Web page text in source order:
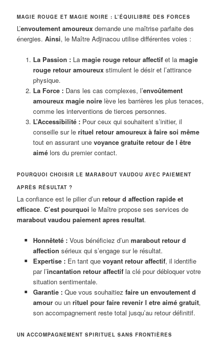
MAGIE ROUGE ET MAGIE NOIRE : L’ÉQUILIBRE DES FORCES
L’envoutement amoureux demande une maîtrise parfaite des
énergies.Ainsi, le Maître Adjinacou utilise différentes voies :
La Passion :La magie rouge retour affectifet la magie
rouge retour amoureuxstimulent le désir et l’attirance
physique.
La Force :Dans les cas complexes, l’envoûtement
amoureux magie noirelève les barrières les plus tenaces,
comme les interventions de tierces personnes.
L’Accessibilité :Pour ceux qui souhaitent s’initier, il
conseille sur le rituel retour amoureux à faire soi même
tout en assurant une voyance gratuite retour de l être
aimélors du premier contact.
POURQUOI CHOISIR LE MARABOUT VAUDOU AVEC PAIEMENT
APRÈS RÉSULTAT ?
La confiance est le pilier d’unretour d affection rapide et
efficace.C’est pourquoi le Maître propose ses services de
marabout vaudou paiement apres resultat.
Honnêteté :Vous bénéficiez d’un marabout retour d
affection sérieux qui s’engage sur le résultat.
Expertise :En tant que voyant retour affectif, il identifie
par l’incantation retour affectifla clé pour débloquer votre
situation sentimentale.
Garantie :Que vous souhaitiez faire un envoutement d
amourou un rituel pour faire revenir l etre aimé gratuit,
son accompagnement reste total jusqu’au retour définitif.
UN ACCOMPAGNEMENT SPIRITUEL SANS FRONTIÈRES